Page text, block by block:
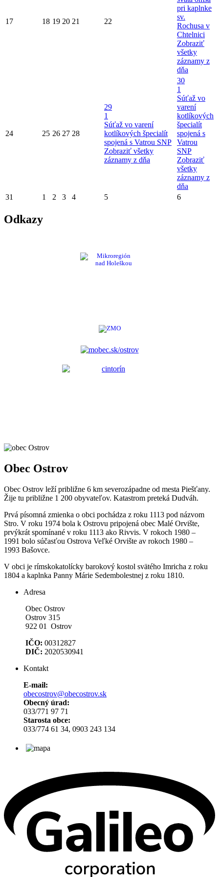
17 18 19 20 21 22
pri kaplnke
sv.
Rochusa v
Chtelnici
Zobraziť
všetky
záznamy z
dňa
24 25 26 27 28
29
1
Súťaž vo varení
kotlíkových špecialít
spojená s Vatrou SNP
Zobraziť všetky
záznamy z dňa
30
1
Súťaž vo
varení
kotlíkových
špecialít
spojená s
Vatrou
SNP
Zobraziť
všetky
záznamy z
dňa
31
1 2 3 4 5 6
Odkazy
Obec Ostrov
Obec Ostrov leží približne 6 km severozápadne od mesta Piešťany.
Žije tu približne 1 200 obyvateľov. Katastrom preteká Dudváh.
Prvá písomná zmienka o obci pochádza z roku 1113 pod názvom
Stro. V roku 1974 bola k Ostrovu pripojená obec Malé Orvište,
prvýkrát spomínané v roku 1113 ako Rivvis. V rokoch 1980 –
1991 bolo súčasťou Ostrova Veľké Orvište av rokoch 1980 –
1993 Bašovce.
V obci je rímskokatolícky barokový kostol svätého Imricha z roku
1804 a kaplnka Panny Márie Sedembolestnej z roku 1810.
Adresa
Obec Ostrov
Ostrov 315
922 01 Ostrov
IČO: 00312827
DIČ: 2020530941
Kontakt
E-mail:
obecostrov@obecostrov.sk
Obecný úrad:
033/771 97 71
Starosta obce:
033/774 61 34, 0903 243 134